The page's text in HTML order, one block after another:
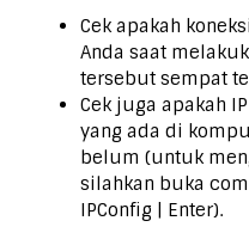
Cek apakah
Anda saat
tersebut sempat
Cek juga apakah
yang ada di
belum (untuk
silahkan buka
IPConfig | Enter).